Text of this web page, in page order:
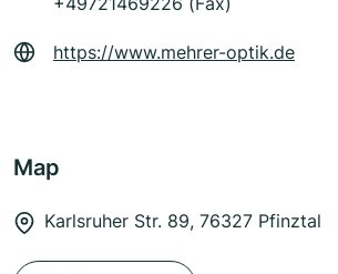
https://www.mehrer-optik.de
Map
Karlsruher Str. 89, 76327 Pfinztal